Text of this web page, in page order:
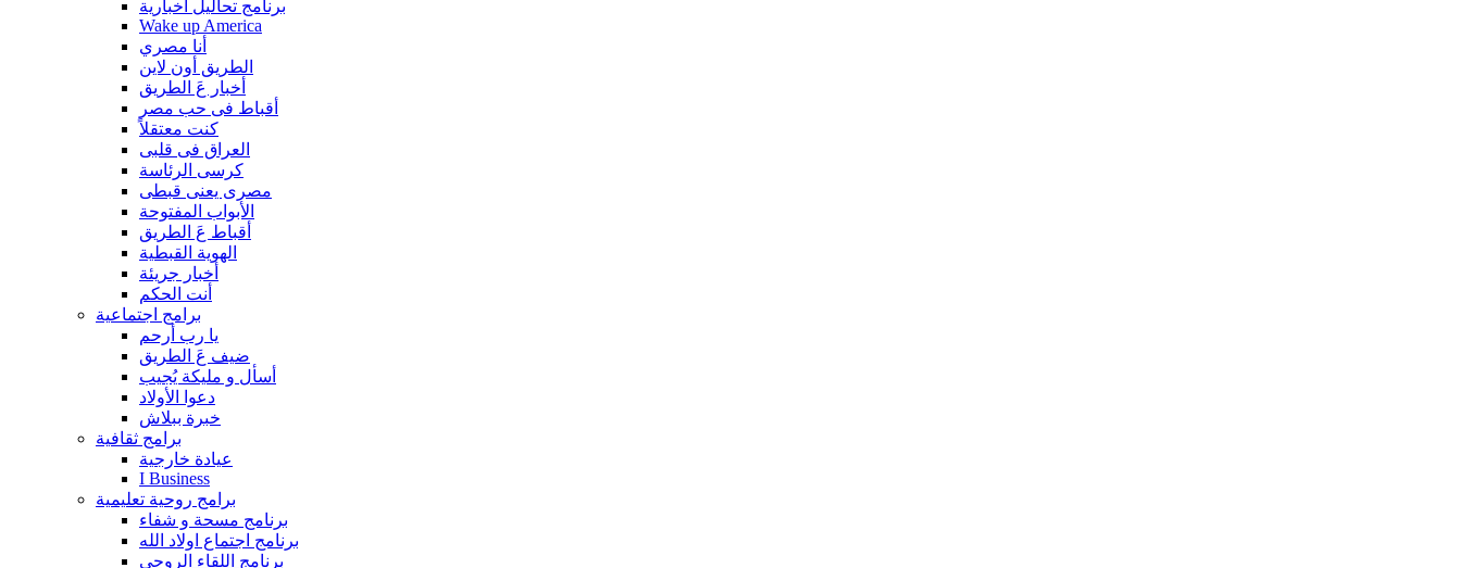
برنامج تحاليل اخبارية
Wake up America
أنا مصري
الطريق أون لاين
أخبار عَ الطريق
أقباط فى حب مصر
كنت معتقلاً
العراق فى قلبى
كرسى الرئاسة
مصرى يعنى قبطى
الأبواب المفتوحة
أقباط عَ الطريق
الهوية القبطية
أخبار جريئة
أنت الحكم
برامج اجتماعية
يا رب أرحم
ضيف عَ الطريق
أسأل و مليكة يُجيب
دعوا الأولاد
خبرة ببلاش
برامج ثقافية
عيادة خارجية
I Business
برامج روحية تعليمية
برنامج مسحة و شفاء
برنامج اجتماع اولاد الله
برنامج اللقاء الروحى